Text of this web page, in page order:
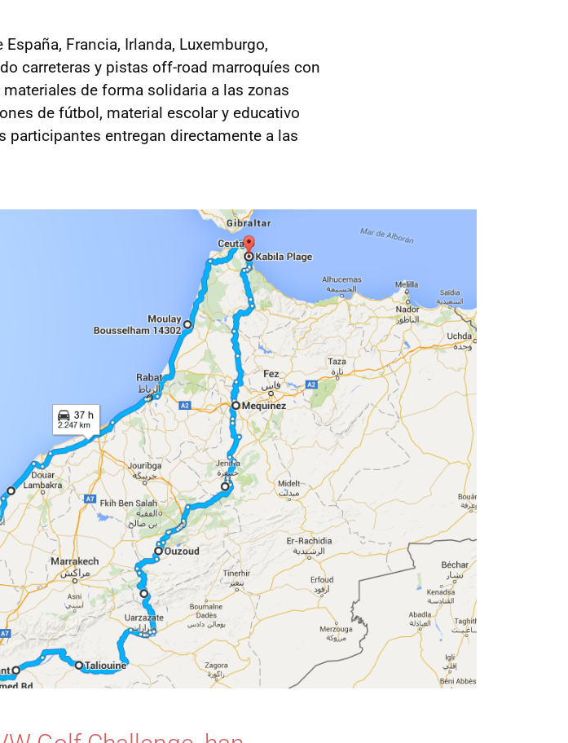
Francia, Irlanda, Luxemburgo,
carreteras y pistas off-road marroquíes con
de forma solidaria a las zonas
de fútbol, material escolar y educativo
participantes entregan directamente a las